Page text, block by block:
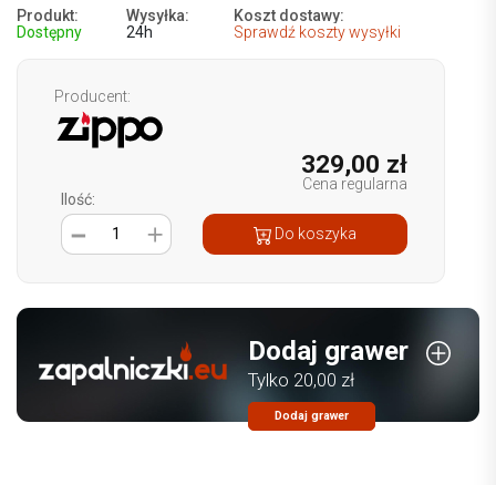
Produkt:
Dostępny
Wysyłka:
24h
Koszt dostawy:
Sprawdź koszty wysyłki
Producent:
329,00 zł
Cena regularna
Ilość:
1
Do koszyka
Dodaj grawer
Tylko 20,00 zł
Dodaj grawer